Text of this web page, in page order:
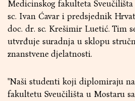
Medicinskog fakulteta
sc. Ivan Ćavar i predsjednik
doc. dr. sc. Krešimir Luetić. Tim
utvrđuje suradnja u sklopu
znanstvene djelatnosti.
"Naši studenti koji diplomiraju
fakultetu Sveučilišta u Mostaru